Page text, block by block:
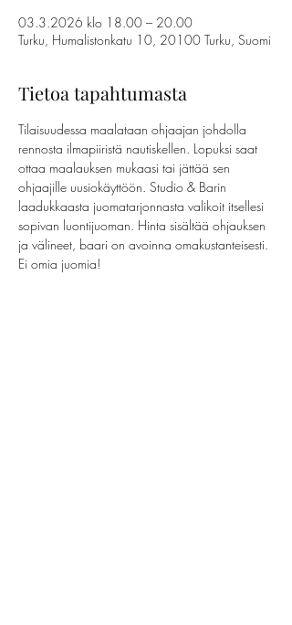
03.3.2026 klo 18.00 – 20.00
Turku, Humalistonkatu 10, 20100 Turku, Suomi
Tietoa tapahtumasta
Tilaisuudessa maalataan ohjaajan johdolla
rennosta ilmapiiristä nautiskellen. Lopuksi saat
ottaa maalauksen mukaasi tai jättää sen
ohjaajille uusiokäyttöön. Studio & Barin
laadukkaasta juomatarjonnasta valikoit itsellesi
sopivan luontijuoman. Hinta sisältää ohjauksen
ja välineet, baari on avoinna omakustanteisesti.
Ei omia juomia!